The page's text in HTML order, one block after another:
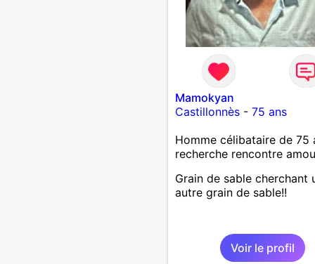
Mamokyan
Castillonnès- 75 ans
Homme célibataire de 75
recherche rencontre
Grain de sable cherchant
autre grain de sable!!
Voir le profil